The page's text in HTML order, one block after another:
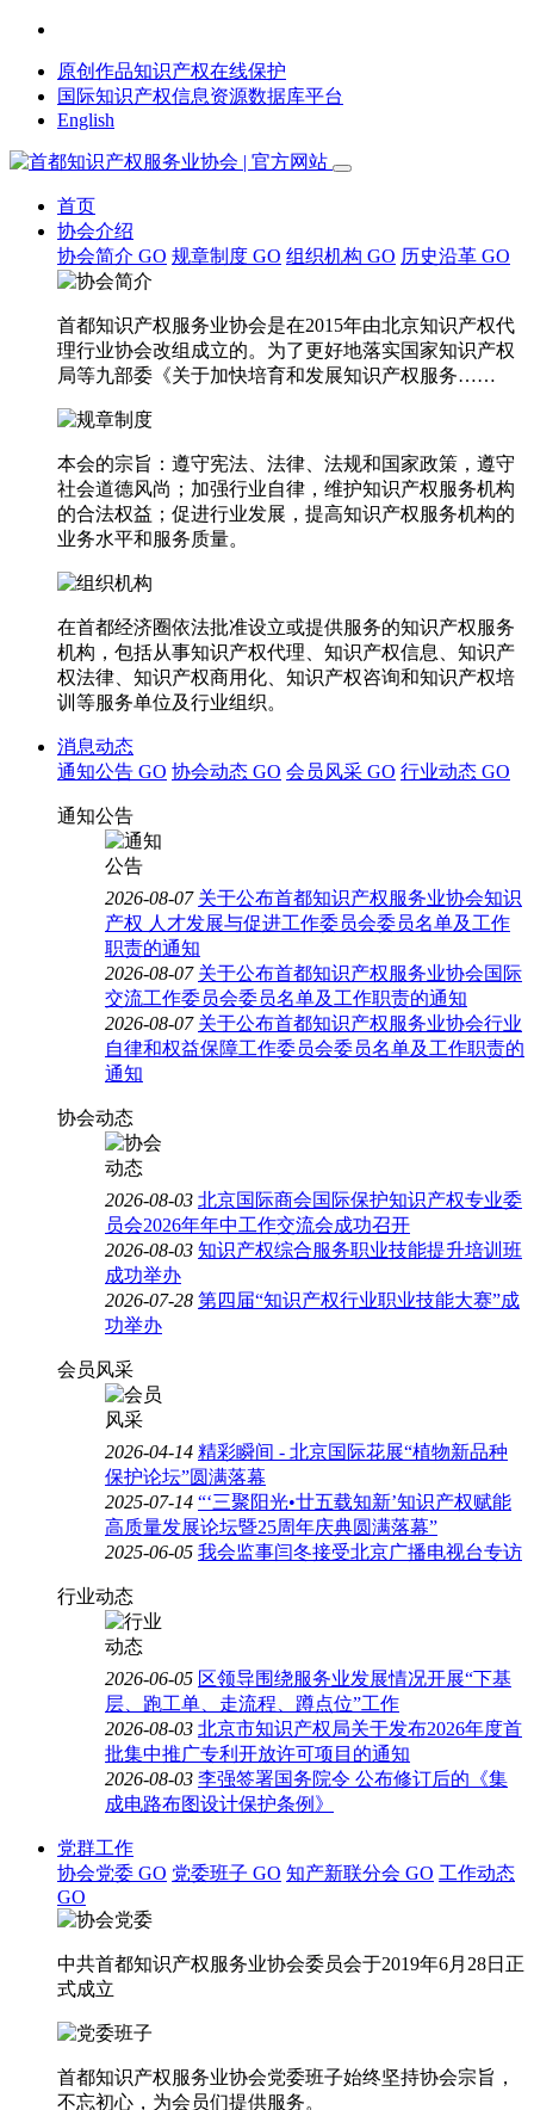
原创作品知识产权在线保护
国际知识产权信息资源数据库平台
English
首页
协会介绍
协会简介 GO 规章制度 GO 组织机构 GO 历史沿革 GO
首都知识产权服务业协会是在2015年由北京知识产权代
理行业协会改组成立的。为了更好地落实国家知识产权
局等九部委《关于加快培育和发展知识产权服务……
本会的宗旨：遵守宪法、法律、法规和国家政策，遵守
社会道德风尚；加强行业自律，维护知识产权服务机构
的合法权益；促进行业发展，提高知识产权服务机构的
业务水平和服务质量。
在首都经济圈依法批准设立或提供服务的知识产权服务
机构，包括从事知识产权代理、知识产权信息、知识产
权法律、知识产权商用化、知识产权咨询和知识产权培
训等服务单位及行业组织。
消息动态
通知公告 GO 协会动态 GO 会员风采 GO 行业动态 GO
通知公告
2026-08-07 关于公布首都知识产权服务业协会知识
产权 人才发展与促进工作委员会委员名单及工作
职责的通知
2026-08-07 关于公布首都知识产权服务业协会国际
交流工作委员会委员名单及工作职责的通知
2026-08-07 关于公布首都知识产权服务业协会行业
自律和权益保障工作委员会委员名单及工作职责的
通知
协会动态
2026-08-03 北京国际商会国际保护知识产权专业委
员会2026年年中工作交流会成功召开
2026-08-03 知识产权综合服务职业技能提升培训班
成功举办
2026-07-28 第四届“知识产权行业职业技能大赛”成
功举办
会员风采
2026-04-14 精彩瞬间 - 北京国际花展“植物新品种
保护论坛”圆满落幕
2025-07-14 “‘三聚阳光•廿五载知新’知识产权赋能
高质量发展论坛暨25周年庆典圆满落幕”
2025-06-05 我会监事闫冬接受北京广播电视台专访
行业动态
2026-06-05 区领导围绕服务业发展情况开展“下基
层、跑工单、走流程、蹲点位”工作
2026-08-03 北京市知识产权局关于发布2026年度首
批集中推广专利开放许可项目的通知
2026-08-03 李强签署国务院令 公布修订后的《集
成电路布图设计保护条例》
党群工作
协会党委 GO 党委班子 GO 知产新联分会 GO 工作动态
GO
中共首都知识产权服务业协会委员会于2019年6月28日正
式成立
首都知识产权服务业协会党委班子始终坚持协会宗旨，
不忘初心，为会员们提供服务。